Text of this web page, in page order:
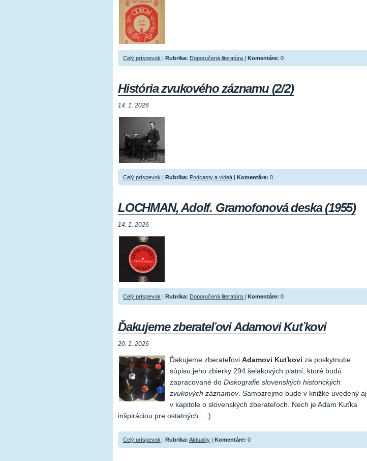
Celý príspevok | Rubrika: Doporučená literatúra | Komentáre: 0
História zvukového záznamu (2/2)
14. 1. 2026
Celý príspevok | Rubrika: Podcasty a videá | Komentáre: 0
LOCHMAN, Adolf. Gramofonová deska (1955)
14. 1. 2026
Celý príspevok | Rubrika: Doporučená literatúra | Komentáre: 0
Ďakujeme zberateľovi Adamovi Kuťkovi
20. 1. 2026
Ďakujeme zberateľovi Adamovi Kuťkovi za poskytnutie
súpisu jeho zbierky 294 šelakových platní, ktoré budú
zapracované do Diskografie slovenských historických
zvukových záznamov. Samozrejme bude v knižke uvedený aj
v kapitole o slovenských zberateľoch. Nech je Adam Kuťka
inšpiráciou pre ostatných... :)
Celý príspevok | Rubrika: Aktuality | Komentáre: 0